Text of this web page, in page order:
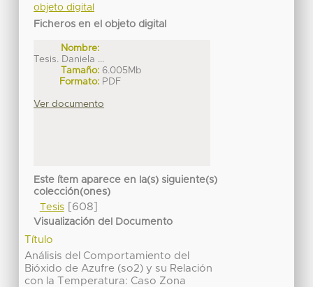
objeto digital
Ficheros en el objeto digital
Nombre:
Tesis. Daniela ...
Tamaño: 6.005Mb
Formato: PDF
Ver documento
Este ítem aparece en la(s) siguiente(s)
colección(ones)
Tesis[608]
Visualización del Documento
Título
Análisis del Comportamiento del
Bióxido de Azufre (so2) y su Relación
con la Temperatura: Caso Zona